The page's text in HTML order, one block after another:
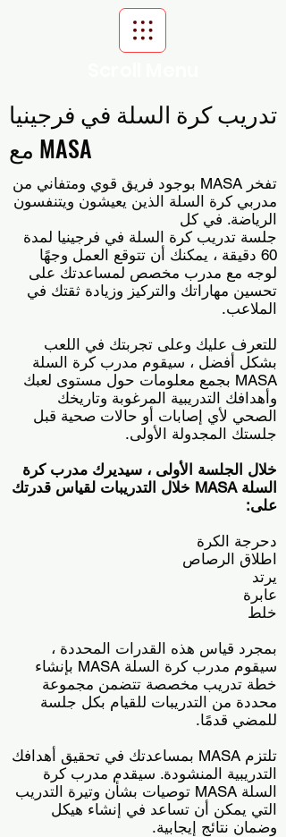
تدريب كرة السلة في فرجينيا
مع MASA
تفخر MASA بوجود فريق قوي ومتفاني من
مدربي كرة السلة الذين يعيشون ويتنفسون
الرياضة. في كل
جلسة تدريب كرة السلة في فرجينيا لمدة
60 دقيقة ، يمكنك أن تتوقع العمل وجهًا
لوجه مع مدرب مخصص لمساعدتك على
تحسين مهاراتك والتركيز وزيادة ثقتك في
الملاعب.
للتعرف عليك وعلى تجربتك في اللعب
بشكل أفضل ، سيقوم مدرب كرة السلة
MASA بجمع معلومات حول مستوى لعبك
وأهدافك التدريبية المرغوبة وتاريخك
الصحي لأي إصابات أو حالات صحية قبل
جلستك المجدولة الأولى.
خلال الجلسة الأولى ، سيديرك مدرب كرة
السلة MASA خلال التدريبات لقياس قدرتك
على:
دحرجة الكرة
اطلاق الرصاص
يرتد
عابرة
خلط
بمجرد قياس هذه القدرات المحددة ،
سيقوم مدرب كرة السلة MASA بإنشاء
خطة تدريب مخصصة تتضمن مجموعة
محددة من التدريبات للقيام بكل جلسة
للمضي قدمًا.
تلتزم MASA بمساعدتك في تحقيق أهدافك
التدريبية المنشودة. سيقدم مدرب كرة
السلة MASA توصيات بشأن وتيرة التدريب
التي يمكن أن تساعد في إنشاء هيكل
وضمان نتائج إيجابية.